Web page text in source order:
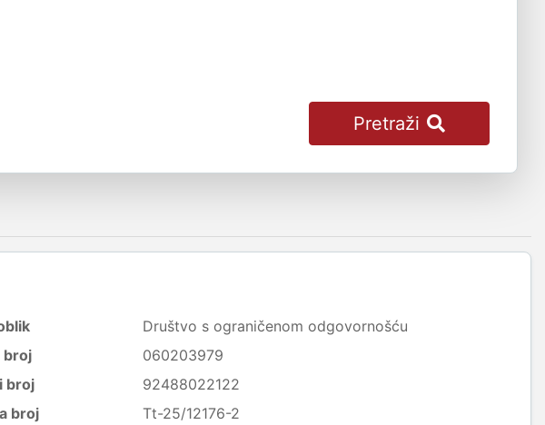
Pretraži
Društvo s ograničenom odgovornošću
broj
060203979
broj
92488022122
broj
Tt-25/12176-2